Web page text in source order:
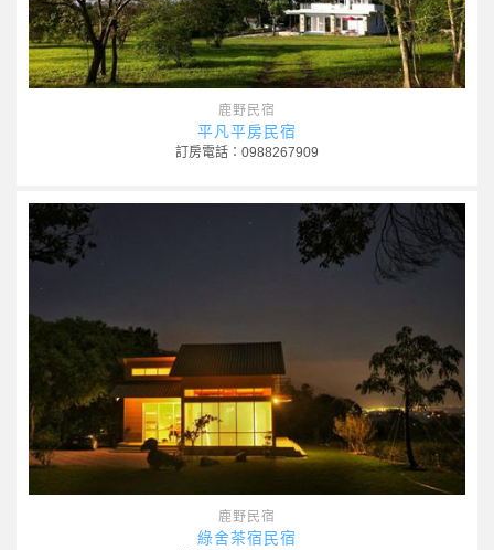
鹿野民宿
平凡平房民宿
訂房電話：0988267909
鹿野民宿
綠舍茶宿民宿